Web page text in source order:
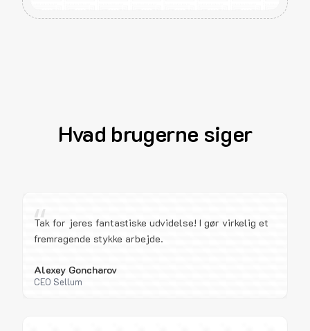
Hvad brugerne siger
“
Tak for jeres fantastiske udvidelse! I gør virkelig et
fremragende stykke arbejde.
Alexey Goncharov
CEO Sellum